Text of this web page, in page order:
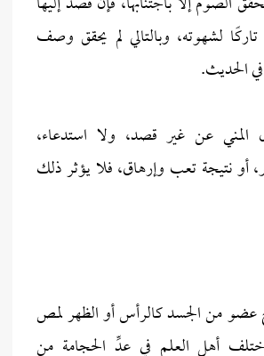
لشهوته، وبالتالي لم يحقق وصف
الحديث.
المني عن غير قصد، ولا استدعاء،
أو نتيجة تعب وإرهاق، فلا يؤثر ذلك
من الجسد كالرأس أو الظهر لمص
أهل العلم في عدِّ الحجامة من